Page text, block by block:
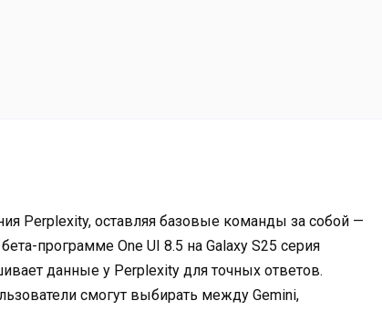
Perplexity, оставляя базовые команды за собой —
программе One UI 8.5 на Galaxy S25 серия
данные у Perplexity для точных ответов.
смогут выбирать между Gemini,